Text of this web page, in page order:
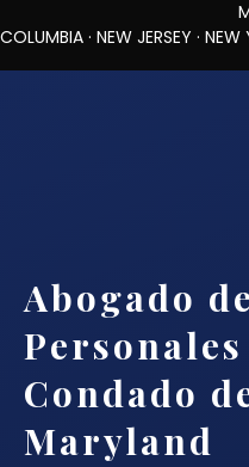
MARYLAND ·
COLUMBIA · NEW JERSEY · NEW
Abogado
Condado
Maryland